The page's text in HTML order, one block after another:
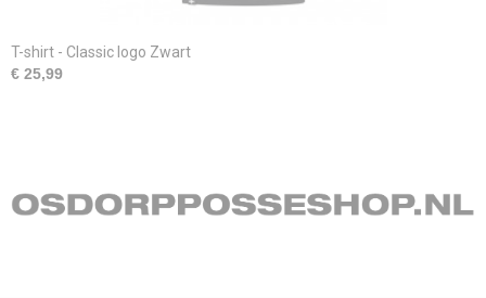
T-shirt - Classic logo Zwart
€ 25,99